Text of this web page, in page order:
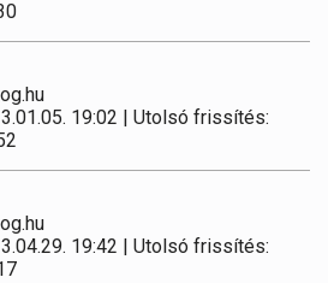
19:02 | Utolsó frissítés:
19:42 | Utolsó frissítés: